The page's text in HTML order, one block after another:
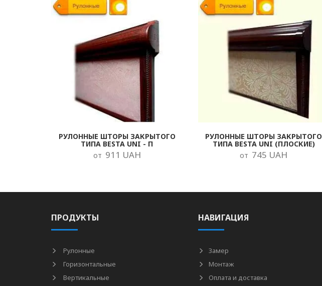
РУЛОННЫЕ ШТОРЫ ЗАКРЫТОГО
ТИПА BESTA UNI - П
от 911 UAH
РУЛОННЫЕ ШТОРЫ ЗАКРЫТОГО
ТИПА BESTA UNI (ПЛОСКИЕ)
от 745 UAH
ПРОДУКТЫ
Рулонные
Горизонтальные
Вертикальные
НАВИГАЦИЯ
Замер
Монтаж
Оплата и доставка